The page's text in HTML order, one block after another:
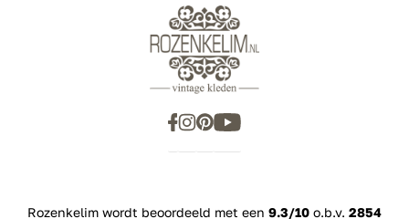
Rozenkelim wordt beoordeeld met een 9.3/10 o.b.v. 2854